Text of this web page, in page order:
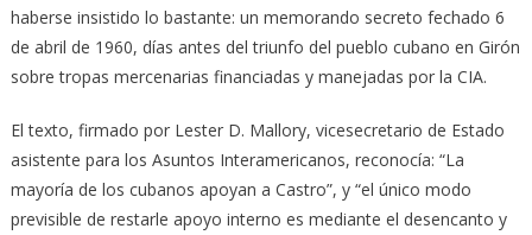
haberse insistido lo bastante: un memorando secreto fechado 6
de abril de 1960, días antes del triunfo del pueblo cubano en Girón
sobre tropas mercenarias financiadas y manejadas por la CIA.
El texto, firmado por Lester D. Mallory, vicesecretario de Estado
asistente para los Asuntos Interamericanos, reconocía: “La
mayoría de los cubanos apoyan a Castro”, y “el único modo
previsible de restarle apoyo interno es mediante el desencanto y